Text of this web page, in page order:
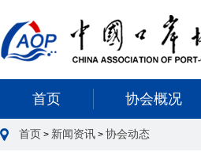
首页 协会概况
首页 > 新闻资讯 > 协会动态